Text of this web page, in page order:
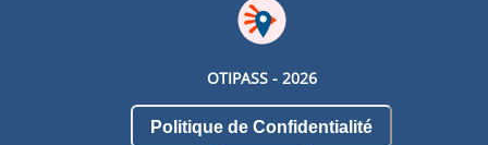
OTIPASS - 2026
Politique de Confidentialité